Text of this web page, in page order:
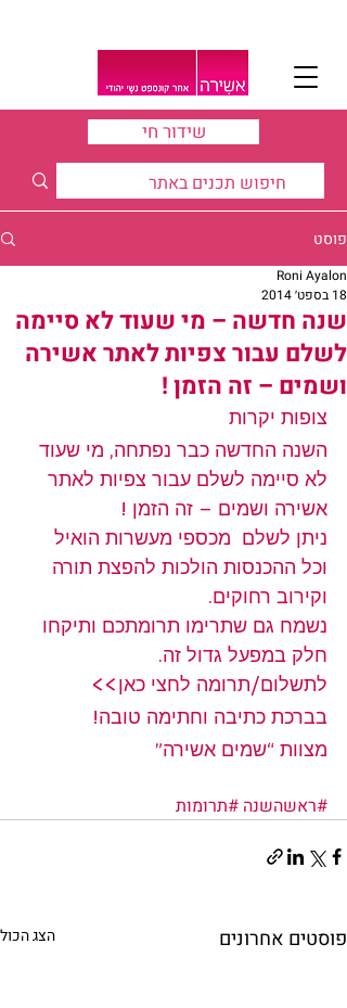
שידור חי
פוסט
שנה חדשה – מי שעוד לא סיימה
לשלם עבור צפיות לאתר אשירה
ושמים – זה הזמן !
Roni Ayalon
18 בספט׳ 2014
צופות יקרות
השנה החדשה כבר נפתחה, מי שעוד
לא סיימה לשלם עבור צפיות לאתר
אשירה ושמים – זה הזמן !
ניתן לשלם  מכספי מעשרות הואיל
וכל ההכנסות הולכות להפצת תורה
וקירוב רחוקים.
נשמח גם שתרימו תרומתכם ותיקחו
חלק במפעל גדול זה.
לתשלום/תרומה לחצי כאן>>
בברכת כתיבה וחתימה טובה!
מצוות “שמים אשירה”
#ראשהשנה #תרומות
פוסטים אחרונים הצג הכול